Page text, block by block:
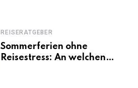
REISERATGEBER
Sommerferien ohne
Reisestress: An welchen